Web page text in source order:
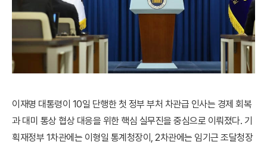
이재명 대통령이 10일 단행한 첫 정부 부처 차관급 인사는 경제 회복
과 대미 통상 협상 대응을 위한 핵심 실무진을 중심으로 이뤄졌다. 기
획재정부 1차관에는 이형일 통계청장이, 2차관에는 임기근 조달청장